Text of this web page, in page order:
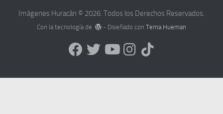
Imágenes Huracán © 2026. Todos los Derechos Reservados.
Con la tecnología de - Diseñado conTema Hueman